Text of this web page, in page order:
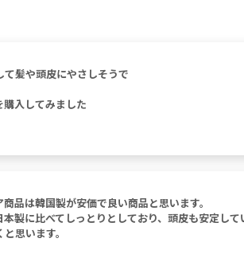
髪や頭皮にやさしそうで
入してみました
品は韓国製が安価で良い商品と思います。
製に比べてしっとりとしており、頭皮も安定して
思います。